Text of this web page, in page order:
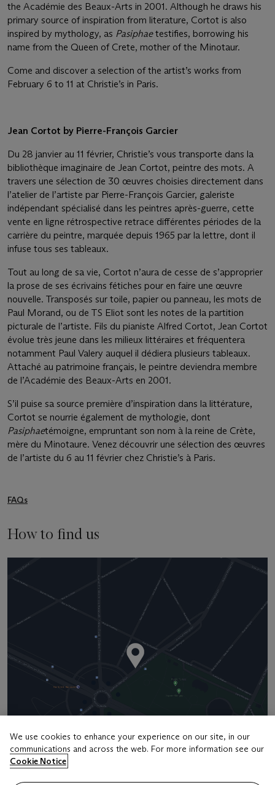
the Académie des Beaux-Arts in 2001. Although he draws his
primary source of inspiration from literature, Cortot is also
inspired by mythology, as Pasiphaetestifies, borrowing his
name from the Queen of Crete, mother of the Minotaur.
Come and discover a selection of the artist’s works from
February 6 to 11 at Christie’s in Paris.
Jean Cortot by Pierre-François Garcier
Du 28 janvier au 11 février, Christie’s vous transporte dans la
bibliothèque imaginaire de Jean Cortot, peintre des mots. A
travers une sélection de 30 œuvres choisies directement dans
l’atelier de l’artiste par Pierre-François Garcier, galeriste
indépendant spécialisé dans les peintres après-guerre, cette
vente en ligne rétrospective retrace différentes périodes de la
carrière du peintre, marquée depuis 1965 par la lettre, dont il
infuse tous ses tableaux.
Tout au long de sa vie, Cortot n’aura de cesse de s’approprier
la prose de ses écrivains fétiches pour en faire une œuvre
nouvelle. Transposés sur toile, papier ou panneau, les mots de
Paul Morand, ou de TS Eliot sont les notes de la partition
picturale de l’artiste. Fils du pianiste Alfred Cortot, Jean Cortot
évolue très jeune dans les milieux littéraires et fréquentera
notamment Paul Valery auquel il dédiera plusieurs tableaux.
Attaché au patrimoine français, le peintre deviendra membre
de l’Académie des Beaux-Arts en 2001.
S’il puise sa source première d’inspiration dans la littérature,
Cortot se nourrie également de mythologie, dont
Pasiphaetémoigne, empruntant son nom à la reine de Crète,
mère du Minotaure. Venez découvrir une sélection des œuvres
de l’artiste du 6 au 11 février chez Christie’s à Paris.
FAQs
How to find us
Address
9 Avenue Matignon
We use cookies to enhance your experience on our site, in our
communications and across the web. For more information see our
Cookie Notice